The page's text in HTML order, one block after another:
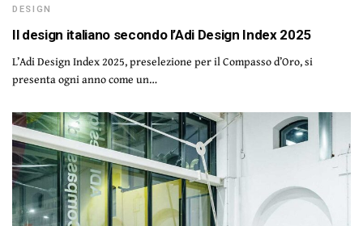
DESIGN
Il design italiano secondo l’Adi Design Index 2025
L’Adi Design Index 2025, preselezione per il Compasso d’Oro, si
presenta ogni anno come un…